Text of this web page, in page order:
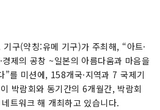
구(약칭:유메 기구)가 주최해, “아트·
경제의 공창 ~일본의 아름다움과 마음을
”를 미션에, 158개국·지역과 ​​7 국제기
박람회와 동기간의 6개월간, 박람회
트워크 해 개최하고 있습니다.